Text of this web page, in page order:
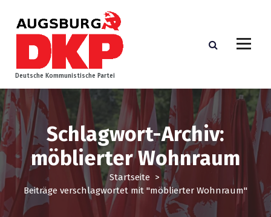
s
p
r
n
g
Deutsche Kommunistische Partei
Schlagwort-Archiv:
möblierter Wohnraum
Startseite>
Beiträge verschlagwortet mit "möblierter Wohnraum"